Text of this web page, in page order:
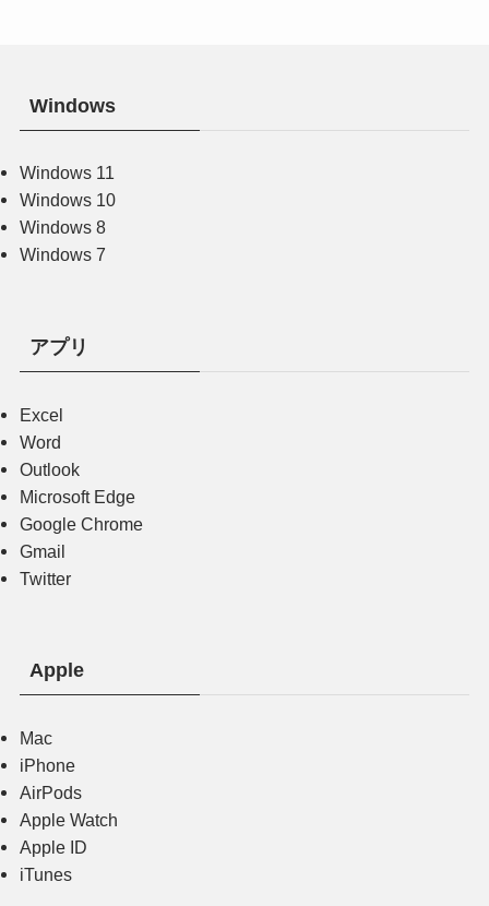
Windows
Windows 11
Windows 10
Windows 8
Windows 7
アプリ
Excel
Word
Outlook
Microsoft Edge
Google Chrome
Gmail
Twitter
Apple
Mac
iPhone
AirPods
Apple Watch
Apple ID
iTunes